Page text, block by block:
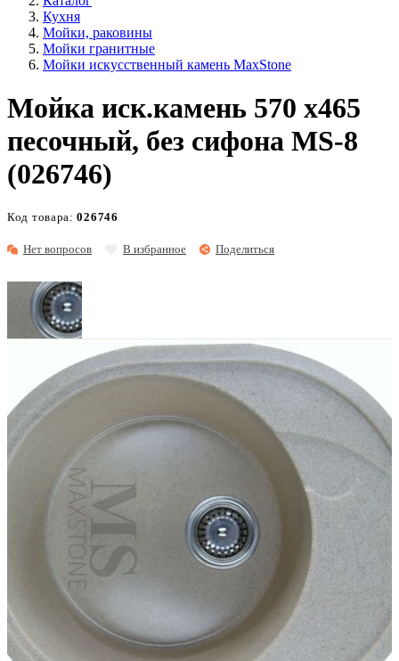
Кухня
Мойки, раковины
Мойки гранитные
Мойки искусственный камень MaxStone
Мойка иск.камень 570 х465
песочный, без сифона МS-8
(026746)
Нет вопросов В избранное Поделиться
Код товара:026746